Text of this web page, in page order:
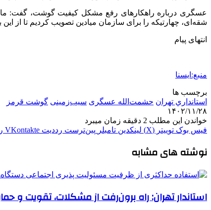
عسگری درباره راهکارهای رفع مشکل کیفیت گوشت، گفت: ما
شقه‌ای، چهارتیکه را برای سازمان میادین تصویب کردیم تا از
انتهای پیام
منبع:ایسنا
برچسب ها
استانداري تهران حشمت‌الله عسگری سیب‌زمینی گوشت قرمز
۱۴۰۲/۱۱/۲۸
خواندن این مطلب 2 دقیقه زمان میبرد
فیس بوک توییتر (X) لینکدین ‫تامبلر ‫پین‌ترست ‫رددیت ‫VKontakte
نوشته های مشابه
استاندار تهران: راه برون‌رفت از مشکلات، تقویت